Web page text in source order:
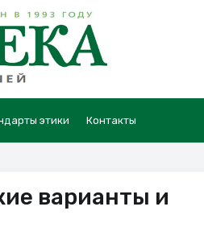
этики Контакты
варианты и